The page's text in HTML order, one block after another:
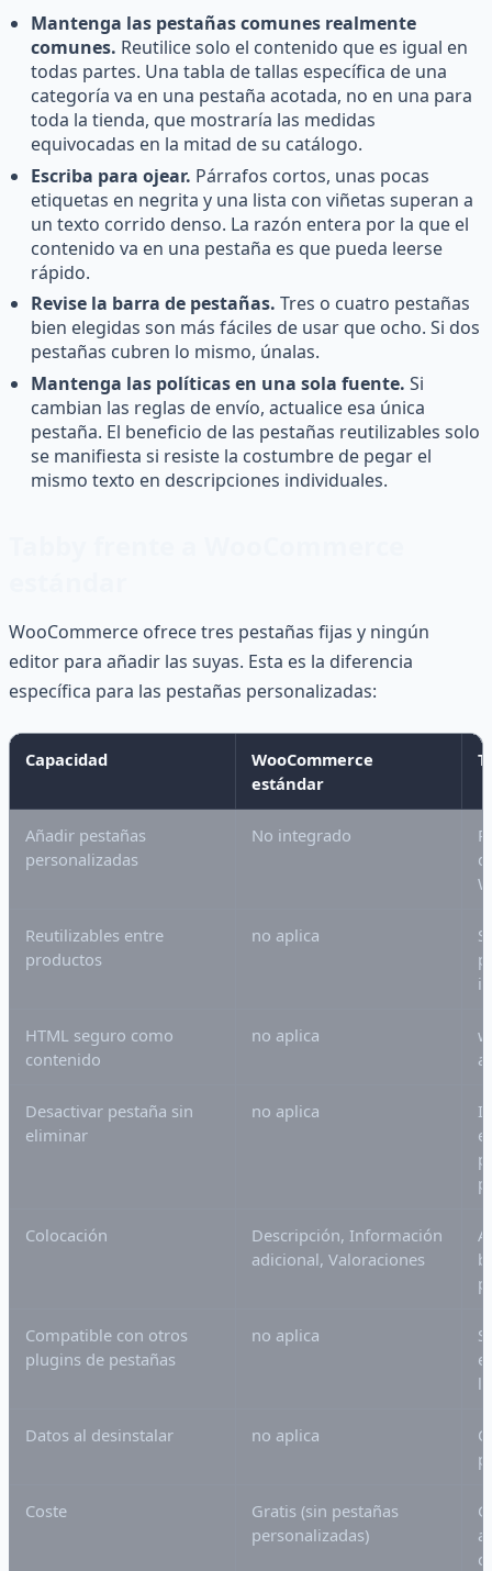
Mantenga las pestañas comunes realmente
comunes. Reutilice solo el contenido que es igual en
todas partes. Una tabla de tallas específica de una
categoría va en una pestaña acotada, no en una para
toda la tienda, que mostraría las medidas
equivocadas en la mitad de su catálogo.
Escriba para ojear. Párrafos cortos, unas pocas
etiquetas en negrita y una lista con viñetas superan a
un texto corrido denso. La razón entera por la que el
contenido va en una pestaña es que pueda leerse
rápido.
Revise la barra de pestañas. Tres o cuatro pestañas
bien elegidas son más fáciles de usar que ocho. Si dos
pestañas cubren lo mismo, únalas.
Mantenga las políticas en una sola fuente. Si
cambian las reglas de envío, actualice esa única
pestaña. El beneficio de las pestañas reutilizables solo
se manifiesta si resiste la costumbre de pegar el
mismo texto en descripciones individuales.
WooCommerce ofrece tres pestañas fijas y ningún
editor para añadir las suyas. Esta es la diferencia
específica para las pestañas personalizadas:
Capacidad
WooCommerce
estándar
Añadir pestañas
personalizadas
No integrado
Reutilizables entre
productos
no aplica
HTML seguro como
contenido
no aplica
Desactivar pestaña sin
eliminar
no aplica
Colocación
Descripción, Información
adicional, Valoraciones
Compatible con otros
plugins de pestañas
no aplica
Datos al desinstalar no aplica
Coste
Gratis (sin pestañas
personalizadas)